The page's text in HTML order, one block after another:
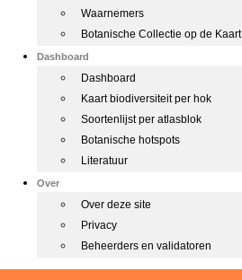
Waarnemers
Botanische Collectie op de Kaart
Dashboard
Dashboard
Kaart biodiversiteit per hok
Soortenlijst per atlasblok
Botanische hotspots
Literatuur
Over
Over deze site
Privacy
Beheerders en validatoren